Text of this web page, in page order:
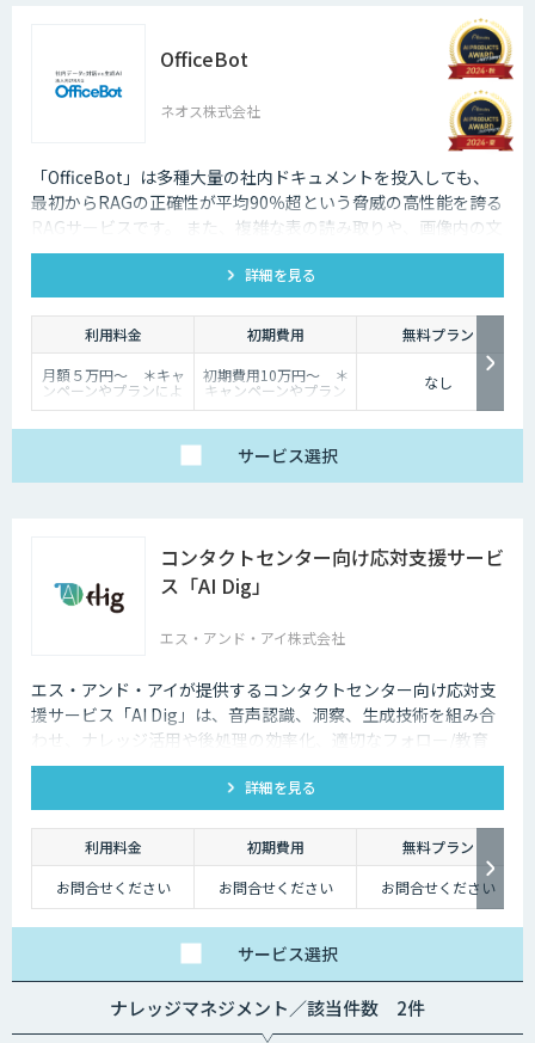
OfficeBot
ネオス株式会社
「OfficeBot」は多種大量の社内ドキュメントを投入しても、
最初からRAGの正確性が平均90％超という脅威の高性能を誇る
RAGサービスです。 また、複雑な表の読み取りや、画像内の文
字・スキャンした紙資料をOCRでテキスト化、さらにグラフ・
イラスト・写真・説明図などのオブジェクトも高精度な画像認
識で言語化するため、多様な資料がそのままRAGに利用するこ
とが可能になり、問い合わせ対応や業務ノウハウの共有が一層
効率化できます。
詳細を見る
利用料金 初期費用
無料プラン
月額５万円〜 ＊キャ
ンペーンやプランによ
り異なります
初期費用10万円〜 ＊
キャンペーンやプラン
により異なります
なし
サービス選択
コンタクトセンター向け応対支援サービ
ス「AI Dig」
エス・アンド・アイ株式会社
エス・アンド・アイが提供するコンタクトセンター向け応対支
援サービス「AI Dig」は、音声認識、洞察、生成技術を組み合
わせ、ナレッジ活用や後処理の効率化、適切なフォロー/教育
など一連の業務をサポートします。
詳細を見る
利用料金 初期費用
無料プラン
お問合せください
お問合せください お問合せください
サービス選択
ナレッジマネジメント／該当件数 2件